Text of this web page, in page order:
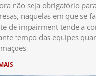
não seja obrigatório
naquelas em que se
de impairment tende a
tempo das equipes